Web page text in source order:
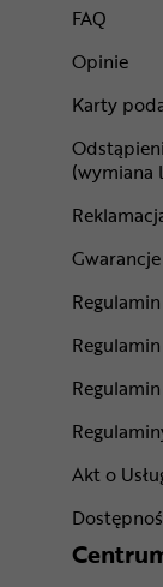
FAQ
Opinie
Karty
(wymiana
Akt o